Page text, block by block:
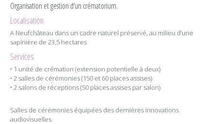
Organisation et gestion d’un crématorium.
Localisation
A Neufchâteau dans un cadre naturel préservé, au milieu d’une
sapinière de 23,5 hectares
Services
• 1 unité de crémation (extension potentielle à deux)
• 2 salles de cérémonies (150 et 60 places assises)
• 2 salons de réceptions (50 places assises par salon)
Salles de cérémonies équipées des dernières innovations
audiovisuelles